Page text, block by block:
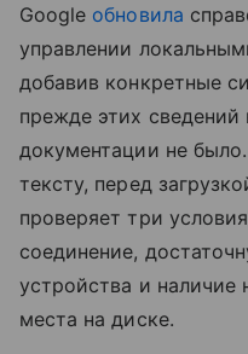
Google обновила
управлении
добавив конкретные
прежде этих
документации не
тексту, перед
проверяет три
соединение,
устройства и наличие
места на диске.